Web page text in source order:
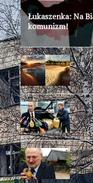
Łukaszenka: Na
komunizm!
Na
Cud
Ani